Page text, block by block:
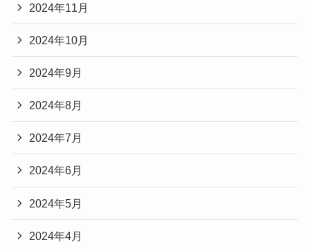
2024年11月
2024年10月
2024年9月
2024年8月
2024年7月
2024年6月
2024年5月
2024年4月